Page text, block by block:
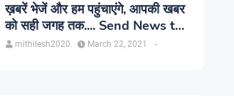
ख़बरें भेजें और हम पहुंचाएंगे, आपकी खबर
को सही जगह तक.... Send News to
us!mithilesh2020 -
March 22, 2021